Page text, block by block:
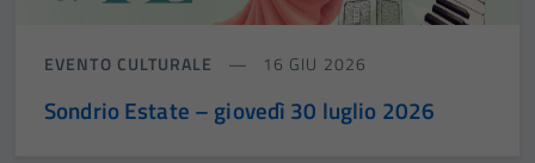
EVENTO CULTURALE 16 GIU 2026
Sondrio Estate – giovedì 30 luglio 2026